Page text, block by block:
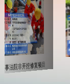
思明区筼筜湖改造工程